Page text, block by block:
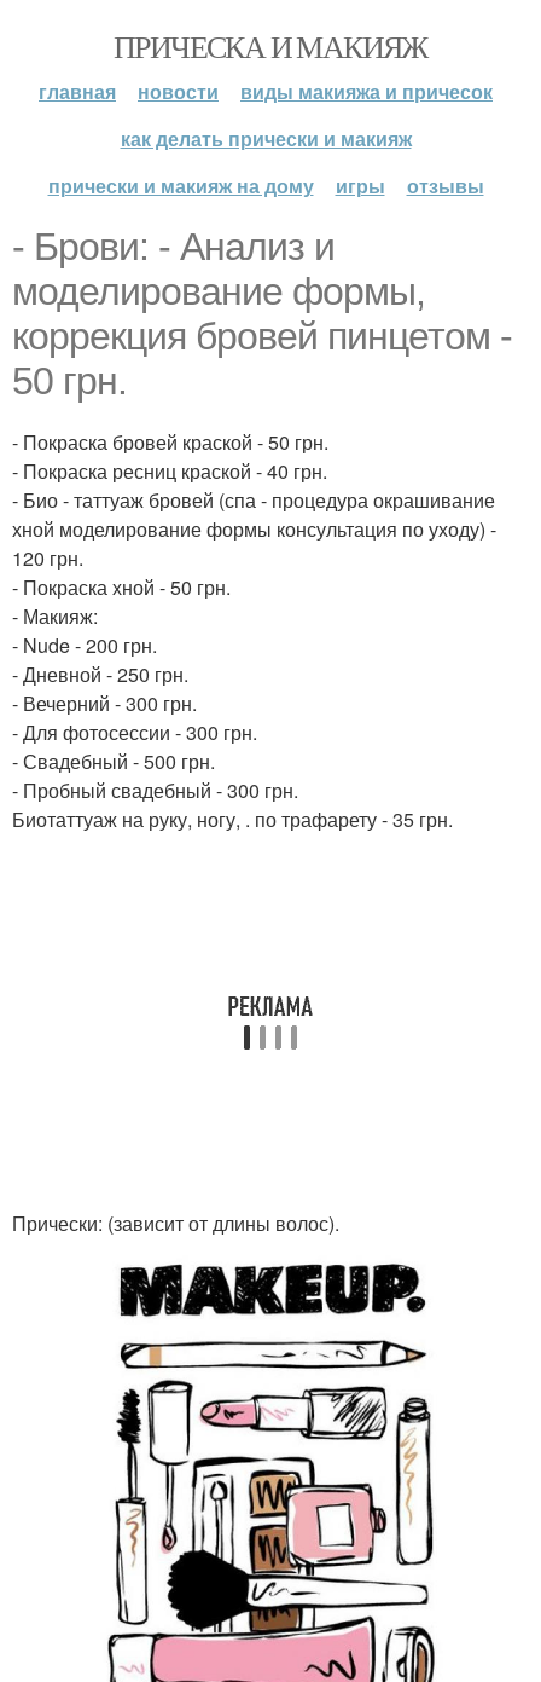
ПРИЧЕСКА И МАКИЯЖ
главная новости
виды макияжа и причесок
как делать прически и макияж
прически и макияж на дому
игры отзывы
- Брови: - Анализ и
моделирование формы,
коррекция бровей пинцетом -
50 грн.
- Покраска бровей краской - 50 грн.
- Покраска ресниц краской - 40 грн.
- Био - таттуаж бровей (спа - процедура окрашивание
хной моделирование формы консультация по уходу) -
120 грн.
- Покраска хной - 50 грн.
- Макияж:
- Nude - 200 грн.
- Дневной - 250 грн.
- Вечерний - 300 грн.
- Для фотосессии - 300 грн.
- Свадебный - 500 грн.
- Пробный свадебный - 300 грн.
Биотаттуаж на руку, ногу, . по трафарету - 35 грн.
Прически: (зависит от длины волос).